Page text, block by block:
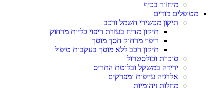
מיחזור בכיף
מטופלים מודים
תיקון מכשירי חשמל ורכב
תיקון מדיח בעזרת ריפוי כליות מרחוק
ריפוי מרחוק חסך מוסך
תיקון רכב ללא מוסך בעקבות טיפול
סוכרת וכולסטרול
ירידה במשקל ובלוטת התריס
אלרגיה עייפות ומפרקים
מחלות זיהומיות